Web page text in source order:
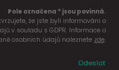
Pole označena * jsou povinná.
že jste byli informováni o
v souladu s GDPR. Informace o
osobních údajů naleznete zde.
Odeslat